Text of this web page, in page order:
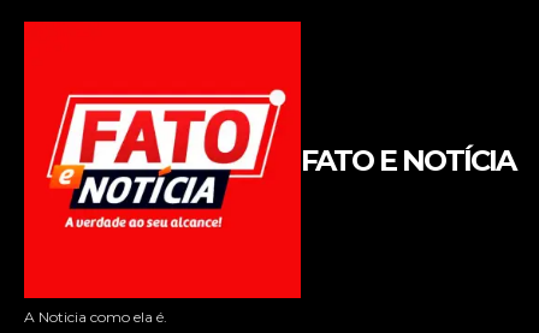
FATO E NOTÍCIA
A Noticia como ela é.